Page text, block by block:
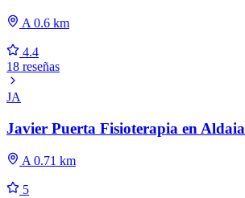
A 0.6 km
4.4
18 reseñas
JA
Javier Puerta Fisioterapia en Aldaia
A 0.71 km
5